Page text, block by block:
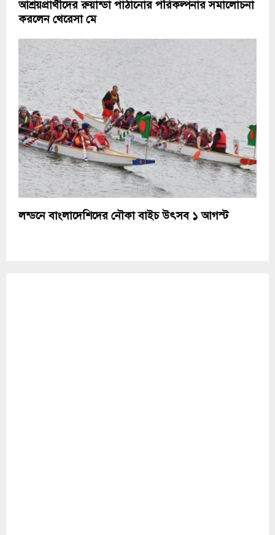
আশ্রয়প্রার্থীদের রুয়ান্ডা পাঠানোর পরিকল্পনার সমালোচনা
করলেন থেরেসা মে
লন্ডনে বাংলাদেশিদের নৌকা বাইচ উৎসব ১ আগস্ট